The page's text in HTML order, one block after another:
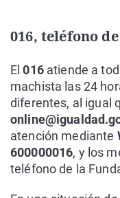
016, teléfono
El016 atiende a
machista las 24
diferentes, al igual
atención mediante
600000016, y los
teléfono de la